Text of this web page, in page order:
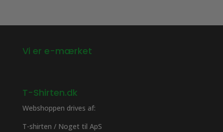
Vi er e-mærket
T-Shirten.dk
Webshoppen drives af:
T-shirten / Noget til ApS